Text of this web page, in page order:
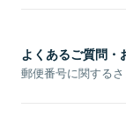
よくあるご質問・
郵便番号に関する